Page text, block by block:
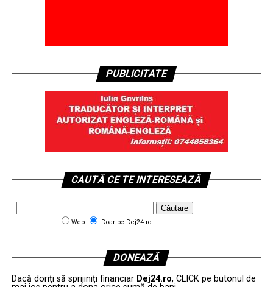
PUBLICITATE
CAUTĂ CE TE INTERESEAZĂ
Web Doar pe Dej24.ro
DONEAZĂ
Dacă doriți să sprijiniți financiar Dej24.ro, CLICK pe butonul de